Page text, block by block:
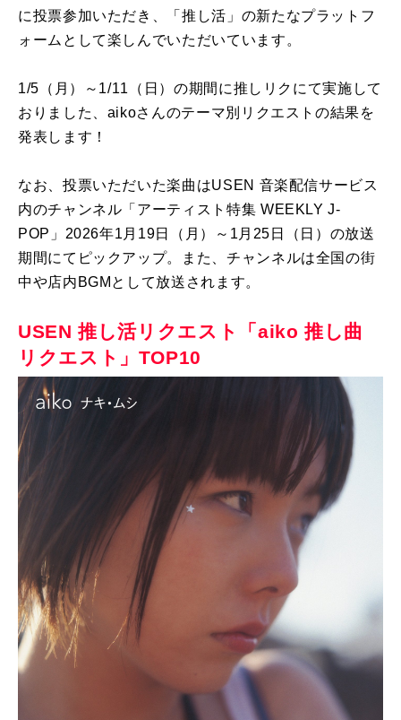
に投票参加いただき、「推し活」の新たなプラットフ
ォームとして楽しんでいただいています。
1/5 （月）～ 1/11
（日）の期間に推しリクにて実施して
おりました、aikoさんのテーマ別リクエストの結果を
発表します！
なお、投票いただいた楽曲はUSEN 音楽配信サービス
内のチャンネル「アーティスト特集 WEEKLY J-
POP」2026年1月19日（月）～1月25日（日）の放送
期間にてピックアップ。また、チャンネルは全国の街
中や店内BGMとして放送されます。
USEN 推し活リクエスト「aiko 推し曲
リクエスト」TOP10